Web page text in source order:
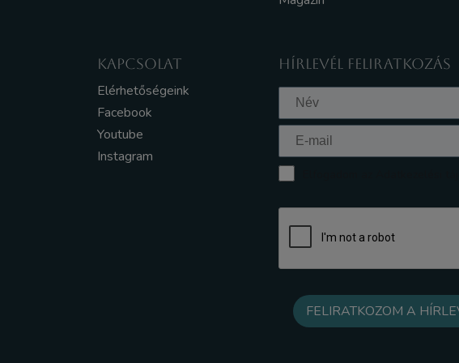
KAPCSOLAT
Elérhetőségeink
Facebook
Youtube
Instagram
HÍRLEVÉL FELIRATKOZÁS